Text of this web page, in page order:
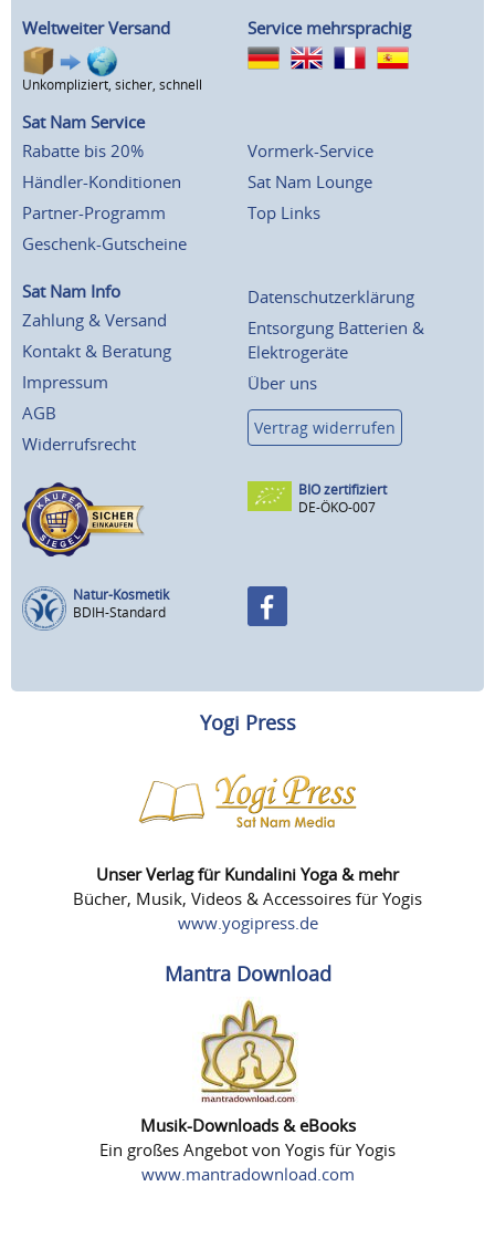
Weltweiter Versand
Unkompliziert, sicher, schnell
Service mehrsprachig
Sat Nam Service
Rabatte bis 20%
Händler-Konditionen
Partner-Programm
Geschenk-Gutscheine
Vormerk-Service
Sat Nam Lounge
Top Links
Sat Nam Info
Zahlung & Versand
Kontakt & Beratung
Impressum
AGB
Widerrufsrecht
Datenschutzerklärung
Entsorgung Batterien &
Elektrogeräte
Über uns
Vertrag widerrufen
BIO zertifiziert
DE-ÖKO-007
Natur-Kosmetik
BDIH-Standard
Yogi Press
Unser Verlag für Kundalini Yoga & mehr
Bücher, Musik, Videos & Accessoires für Yogis
www.yogipress.de
Mantra Download
Musik-Downloads & eBooks
Ein großes Angebot von Yogis für Yogis
www.mantradownload.com